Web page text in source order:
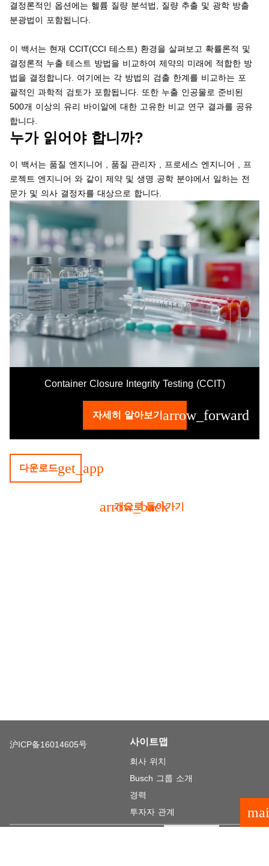
결정론적인 옵션에는 헬륨 질량 분석법, 질량 추출 및 광학 방출
분광법이 포함됩니다.
이 백서는 현재 CCIT(CCI 테스트) 환경을 살펴보고 확률론적 및
결정론적 누출 테스트 방법을 비교하여 제약의 미래에 적합한 방
법을 결정합니다. 여기에는 각 방법의 검출 한계를 비교하는 포
괄적인 과학적 검토가 포함됩니다. 또한 누출 인공물로 준비된
500개 이상의 유리 바이알에 대한 고유한 비교 연구 결과를 공유
합니다.
누가 읽어야 합니까?
이 백서는 품질 엔지니어 , 품질 관리자 , 프로세스 엔지니어 , 프
로젝트 엔지니어 와 같이 제약 및 생명 공학 분야에서 일하는 전
문가 및 의사 결정자를 대상으로 합니다.
Container Closure Integrity Testing (CCIT)
자세히 알아보기 arrow_forward
다운로드get_app
개요로 돌아가기
arrow_back
沪ICP备16014605号 사이트맵
회사 위치
Busch 그룹 소개
경력
투자자 관계